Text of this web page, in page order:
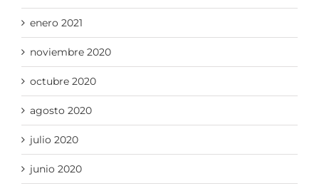
enero 2021
noviembre 2020
octubre 2020
agosto 2020
julio 2020
junio 2020